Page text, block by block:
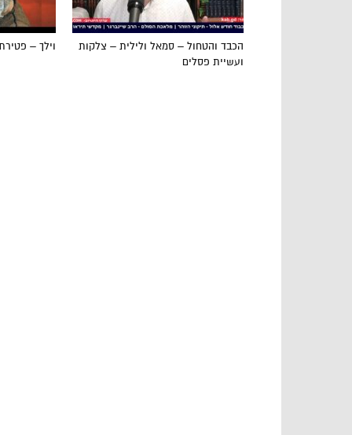
וילך –
הכבד והטחול – סמאל ולילית – צלקות
ועשיית פסלים